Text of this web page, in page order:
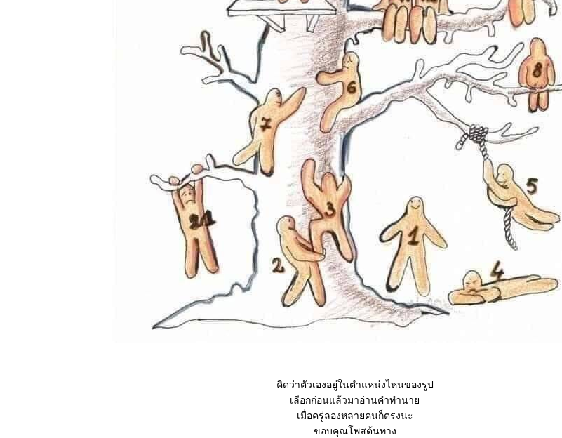
คิดว่าตัวเองอยู่ในตำแหน่งไหนของรูป
เลือกก่อนแล้วมาอ่านคำทำนา
เมื่อครู่ลองหลายคนก็ตรงนะ
ขอบคุณโพสต้นทาง